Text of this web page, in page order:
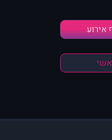
אירוע